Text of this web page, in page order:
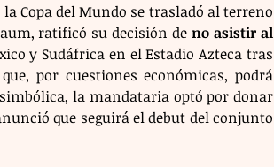
Copa del Mundo se trasladó al terreno
ratificó su decisión de no asistir al
y Sudáfrica en el Estadio Azteca tras
por cuestiones económicas, podrá
la mandataria optó por donar
que seguirá el debut del conjunto